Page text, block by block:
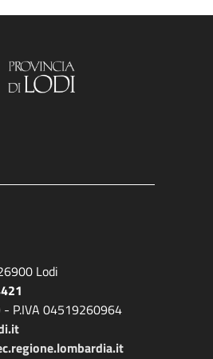
Lodi
- P.IVA 04519260964